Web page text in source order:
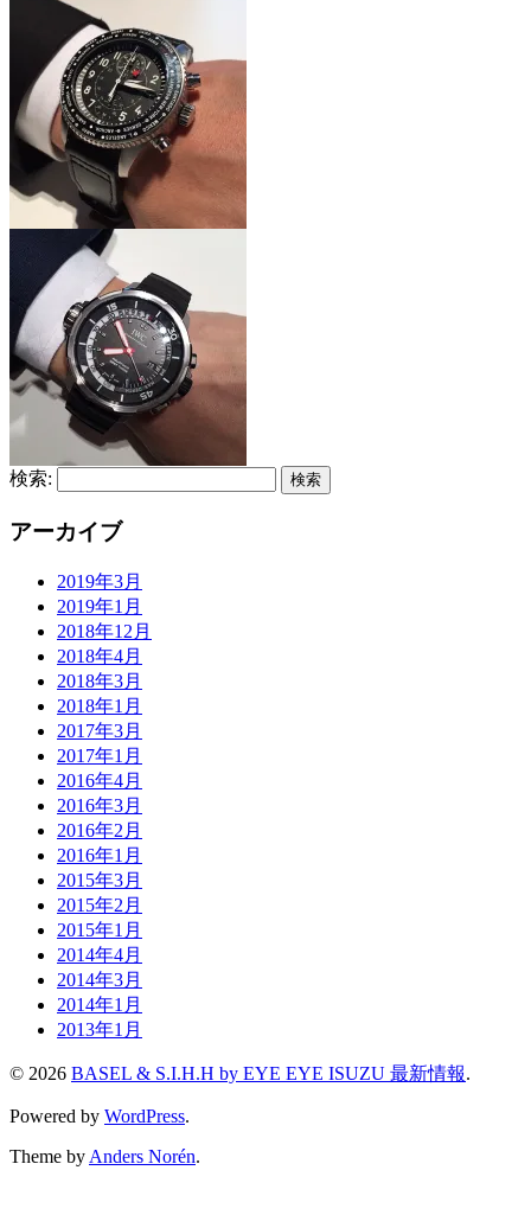
検索:
アーカイブ
2019年3月
2019年1月
2018年12月
2018年4月
2018年3月
2018年1月
2017年3月
2017年1月
2016年4月
2016年3月
2016年2月
2016年1月
2015年3月
2015年2月
2015年1月
2014年4月
2014年3月
2014年1月
2013年1月
© 2026 BASEL & S.I.H.H by EYE EYE ISUZU 最新情報.
Powered by WordPress.
Theme by Anders Norén.